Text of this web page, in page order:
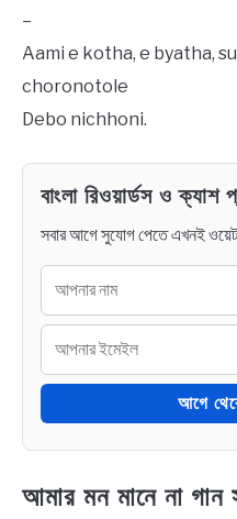
–
Aami e kotha, e byatha,
choronotole
Debo nichhoni.
বাংলা রিওয়ার্ডস ও
সবার আগে সুযোগ পেতে এখনই
আগে
আমার মন মানে না গান